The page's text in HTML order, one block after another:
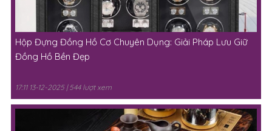
Hộp Đựng Đồng Hồ Cơ Chuyên Dụng: Giải Pháp Lưu Giữ
Đồng Hồ Bền Đẹp
17:11 13-12-2025 | 544 lượt xem